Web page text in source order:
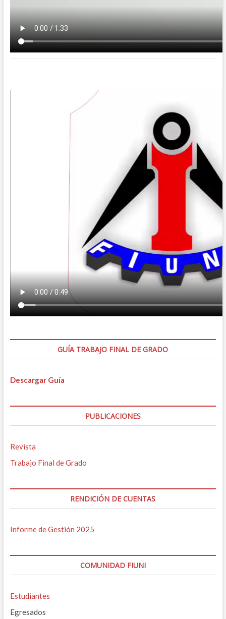
GUÍA TRABAJO FINAL DE GRADO
Descargar Guía
PUBLICACIONES
Revista
Trabajo Final de Grado
RENDICIÓN DE CUENTAS
Informe de Gestión 2025
COMUNIDAD FIUNI
Estudiantes
Egresados